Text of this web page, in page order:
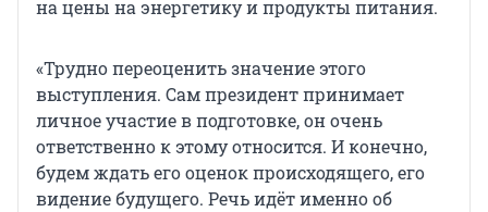
на цены на энергетику и продукты питания.
«Трудно переоценить значение этого
выступления. Сам президент принимает
личное участие в подготовке, он очень
ответственно к этому относится. И конечно,
будем ждать его оценок происходящего, его
видение будущего. Речь идёт именно об